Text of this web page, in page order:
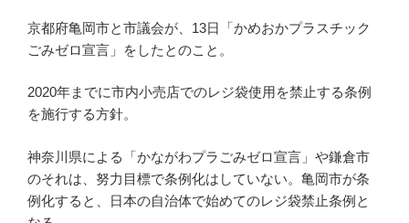
京都府亀岡市と市議会が、13日「かめおかプラスチック
ごみゼロ宣言」をしたとのこと。
2020年までに市内小売店でのレジ袋使用を禁止する条例
を施行する方針。
神奈川県による「かながわプラごみゼロ宣言」や鎌倉市
のそれは、努力目標で条例化はしていない。亀岡市が条
例化すると、日本の自治体で始めてのレジ袋禁止条例と